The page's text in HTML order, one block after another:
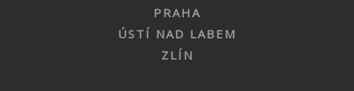
PRAHA
ÚSTÍ NAD LABEM
ZLÍN